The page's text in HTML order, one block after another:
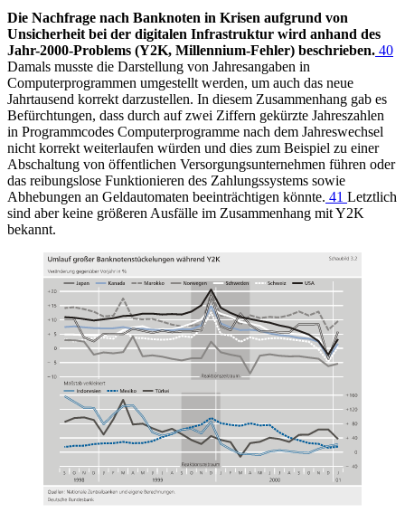
Die Nachfrage nach Banknoten in Krisen aufgrund von
Unsicherheit bei der digitalen Infrastruktur wird anhand des
Jahr-2000-Problems (Y2K, Millennium-Fehler) beschrieben. 40
Damals musste die Darstellung von Jahresangaben in
Computerprogrammen umgestellt werden, um auch das neue
Jahrtausend korrekt darzustellen. In diesem Zusammenhang gab es
Befürchtungen, dass durch auf zwei Ziffern gekürzte Jahreszahlen
in Programmcodes Computerprogramme nach dem Jahreswechsel
nicht korrekt weiterlaufen würden und dies zum Beispiel zu einer
Abschaltung von öffentlichen Versorgungsunternehmen führen oder
das reibungslose Funktionieren des Zahlungssystems sowie
Abhebungen an Geldautomaten beeinträchtigen könnte. 41 Letztlich
sind aber keine größeren Ausfälle im Zusammenhang mit Y2K
bekannt.